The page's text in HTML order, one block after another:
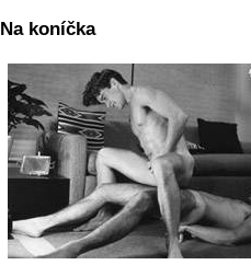
Na koníčka